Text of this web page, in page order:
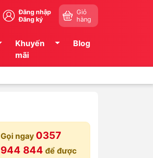
Đăng nhập
Đăng ký
Giỏ
hàng
Khuyến
mãi
Blog
Gọi ngay 0357
944 844 để được